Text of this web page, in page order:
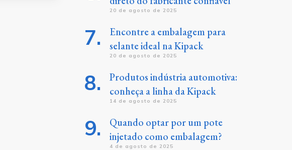
20 de agosto de 2025
Encontre a embalagem para
selante ideal na Kipack
20 de agosto de 2025
Produtos indústria automotiva:
conheça a linha da Kipack
14 de agosto de 2025
Quando optar por um pote
injetado como embalagem?
4 de agosto de 2025